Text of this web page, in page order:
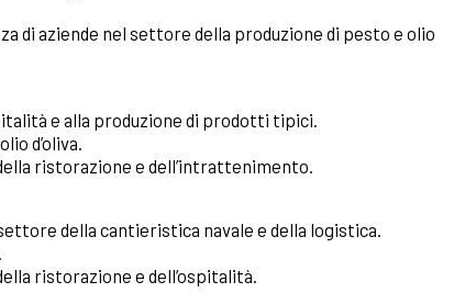
di aziende nel settore della produzione di pesto e olio
e alla produzione di prodotti tipici.
d’oliva.
ristorazione e dell’intrattenimento.
della cantieristica navale e della logistica.
ristorazione e dell’ospitalità.